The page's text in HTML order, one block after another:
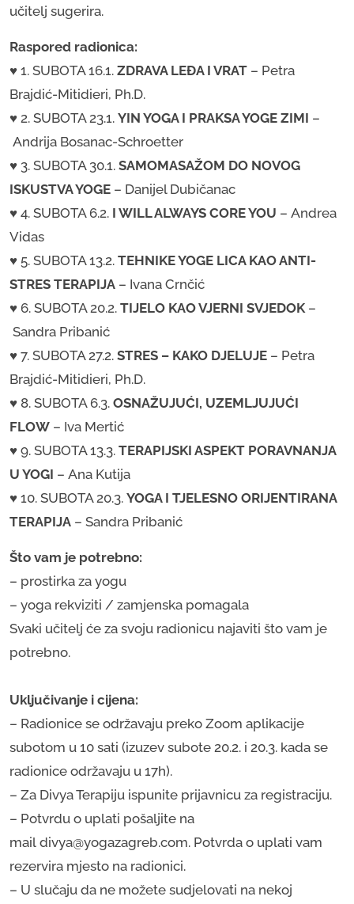
učitelj sugerira.
Raspored radionica:
​♥ 1. SUBOTA 16.1. ZDRAVA LEĐA I VRAT – Petra
Brajdić-Mitidieri, Ph.D.
♥ 2. SUBOTA 23.1. YIN YOGA I PRAKSA YOGE ZIMI –
Andrija Bosanac-Schroetter
♥ 3. SUBOTA 30.1. SAMOMASAŽOM DO NOVOG
ISKUSTVA YOGE – Danijel Dubičanac
♥ 4. SUBOTA 6.2. I WILL ALWAYS CORE YOU – Andrea
Vidas
​♥ 5. SUBOTA 13.2. TEHNIKE YOGE LICA KAO ANTI-
STRES TERAPIJA – Ivana Crnčić
​♥ 6. SUBOTA 20.2. TIJELO KAO VJERNI SVJEDOK –
Sandra Pribanić
♥ 7. SUBOTA 27.2. STRES – KAKO DJELUJE – Petra
Brajdić-Mitidieri, Ph.D.
♥ 8. SUBOTA 6.3. OSNAŽUJUĆI, UZEMLJUJUĆI
FLOW – Iva Mertić
♥ 9. SUBOTA 13.3. TERAPIJSKI ASPEKT PORAVNANJA
U YOGI – Ana Kutija
♥ 10. SUBOTA 20.3. YOGA I TJELESNO ORIJENTIRANA
TERAPIJA – Sandra Pribanić
Što vam je potrebno:
– prostirka za yogu
– yoga rekviziti / zamjenska pomagala
​Svaki učitelj će za svoju radionicu najaviti što vam je
potrebno.
Uključivanje i cijena:
– Radionice se održavaju preko Zoom aplikacije
subotom u 10 sati (izuzev subote 20.2. i 20.3. kada se
radionice održavaju u 17h).
– Za Divya Terapiju ispunite prijavnicu za registraciju.
– Potvrdu o uplati pošaljite na
mail divya@yogazagreb.com. Potvrda o uplati vam
rezervira mjesto na radionici.
– U slučaju da ne možete sudjelovati na nekoj